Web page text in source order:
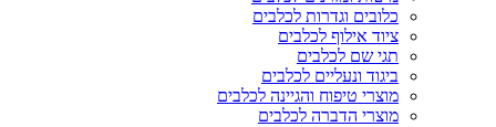
כלובים וגדרות לכלבים
ציוד אילוף לכלבים
תגי שם לכלבים
ביגוד ונעליים לכלבים
מוצרי טיפוח והגיינה לכלבים
מוצרי הדברה לכלבים